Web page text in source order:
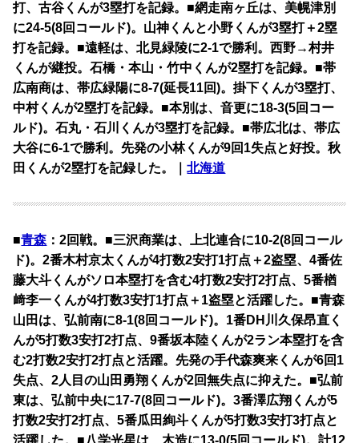
打、古谷くんが3塁打を記録。■網走南ヶ丘は、美幌津別
に24-5(8回コールド)。山神くんと小野くんが3塁打＋2塁
打を記録。■遠軽は、北見緑陵に2-1で勝利。西野→村井
くんが継投。石橋・本山・竹中くんが2塁打を記録。■帯
広南商は、帯広緑陽に8-7(延長11回)。掛下くんが3塁打、
中村くんが2塁打を記録。■本別は、音更に18-3(5回コー
ルド)。石丸・石川くんが3塁打を記録。■帯広北は、帯広
大谷に6-1で勝利。先発の小林くんが9回1失点と好投。秋
田くんが2塁打を記録した。｜北海道
■青森 ：2回戦。■三沢商業は、上北連合に10-2(8回コール
ド)。2番木村京太くんが4打数2安打1打点＋2盗塁、4番佐
藤大斗くんがソロ本塁打を含む4打数2安打2打点、5番楢
﨑李一くんが4打数3安打1打点＋1盗塁と活躍した。■青森
山田は、弘前南に8-1(8回コールド)。1番DH川久保昂直く
んが5打数3安打2打点、9番坂本陸くんが2ラン本塁打を含
む2打数2安打2打点と活躍。先発の手代森爽来くんが6回1
失点、2人目の山田勇翔くんが2回無失点に抑えた。■弘前
東は、弘前中央に17-7(8回コールド)。3番澤広翔くんが5
打数2安打2打点、5番瓜田絢斗くんが5打数3安打3打点と
活躍した。■八学光星は、木造に13-0(5回コールド)。計12